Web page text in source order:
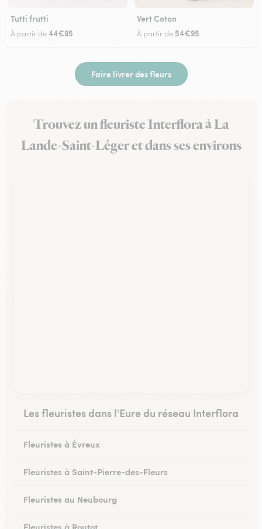
Tutti frutti
À partir de44€95
Vert Coton
À partir de 54€95
Faire livrer des fleurs
Trouvez un fleuriste Interflora à La
Lande-Saint-Léger et dans ses environs
Les fleuristes dans l'Eure du réseau Interflora
Fleuristes à Évreux
Fleuristes à Saint-Pierre-des-Fleurs
Fleuristes au Neubourg
Fleuristes à Routot